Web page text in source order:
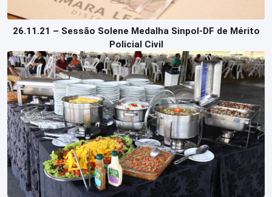
26.11.21 – Sessão Solene Medalha Sinpol-DF de Mérito
Policial Civil